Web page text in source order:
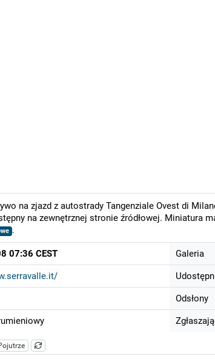
na zjazd z autostrady Tangenziale Ovest di
na zewnętrznej stronie źródłowej. Miniatura
.
07:36 CEST Galeria
Odsłony